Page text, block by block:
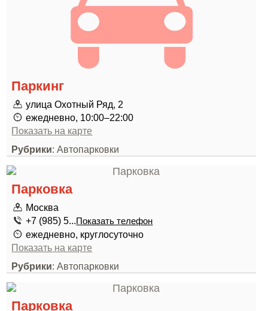
Паркинг
улица Охотный Ряд, 2
ежедневно, 10:00–22:00
Показать на карте
Рубрики: Автопарковки
Парковка
Москва
+7 (985) 5...Показать телефон
ежедневно, круглосуточно
Показать на карте
Рубрики: Автопарковки
Парковка